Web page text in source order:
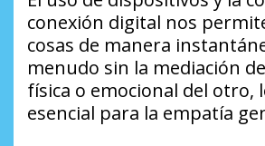
conexión digital nos
cosas de manera
menudo sin la mediación
física o emocional del otro,
esencial para la empatía